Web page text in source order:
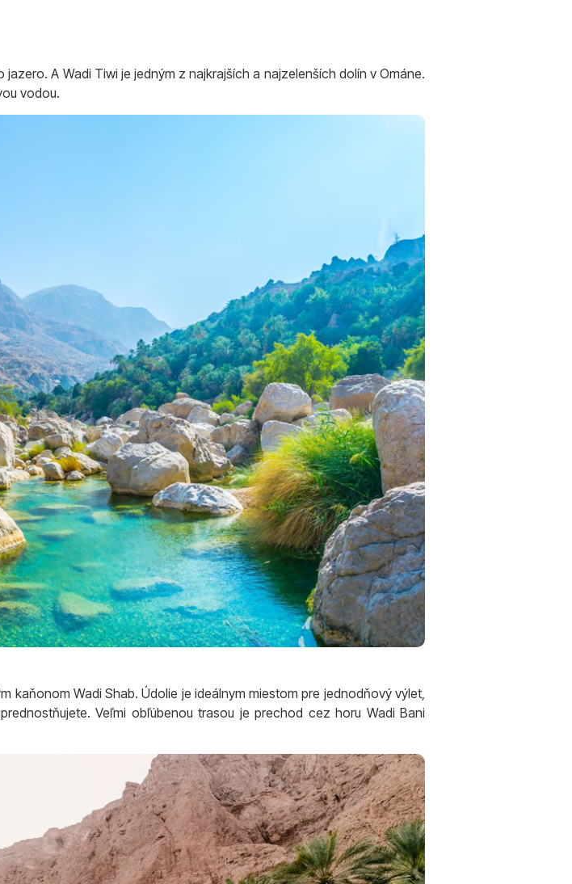
A Wadi Tiwi je jedným z najkrajších a najzelenších dolín v Ománe.
vodou.
kaňonom Wadi Shab. Údolie je ideálnym miestom pre jednodňový výlet,
Veľmi obľúbenou trasou je prechod cez horu Wadi Bani